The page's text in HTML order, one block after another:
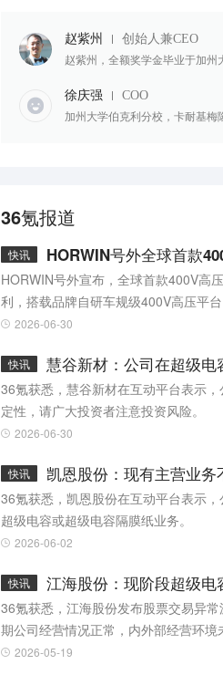
赵紫州 创始人兼CEO
赵紫州，全额奖学金毕业于加
徐庆强 COO
加州大学伯克利分校，卡耐基
36氪报道
快讯 HORWIN号外全球首款
HORWIN号外宣布，全球首款400V高
利，搭载品牌自研车规级400V高压平
直流快充，充电10分钟可行驶100公里
2026-06-30
快讯 慧谷新材：公司在超级
36氪获悉，慧谷新材在互动平台表示
定性，请广大投资者注意投资风险。
2026-06-30
快讯 凯恩股份：现有主营业
36氪获悉，凯恩股份在互动平台表示
超级电容或超级电容隔膜纸业务。
2026-06-02
快讯 江海股份：现阶段超级
36氪获悉，江海股份发布股票交易异
期公司经营情况正常，内外部经营环
比10.49%、超级电容器收入占比
2026-05-19